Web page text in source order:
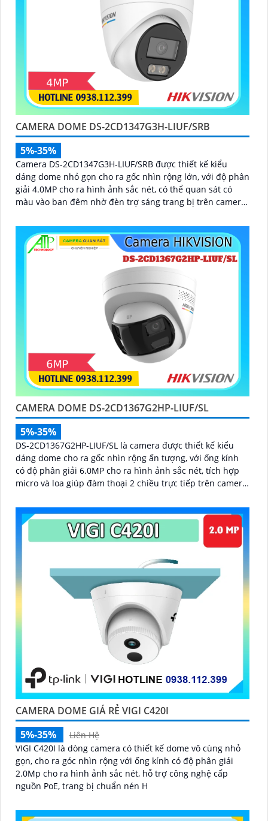
CAMERA DOME DS-2CD1347G3H-LIUF/SRB
5%-35%
Camera DS-2CD1347G3H-LIUF/SRB được thiết kế kiểu
dáng dome nhỏ gọn cho ra gốc nhìn rộng lớn, với độ phân
giải 4.0MP cho ra hình ảnh sắc nét, có thể quan sát có
màu vào ban đêm nhờ đèn trợ sáng trang bị trên camera,
bằng công nghệ PoE
CAMERA DOME DS-2CD1367G2HP-LIUF/SL
5%-35%
DS-2CD1367G2HP-LIUF/SL là camera được thiết kế kiểu
dáng dome cho ra gốc nhìn rộng ấn tượng, với ống kính
có độ phân giải 6.0MP cho ra hình ảnh sắc nét, tích hợp
micro và loa giúp đàm thoại 2 chiều trực tiếp trên camera,
CAMERA DOME GIÁ RẺ VIGI C420I
5%-35%
Liên Hệ
VIGI C420I là dòng camera có thiết kế dome vô cùng nhỏ
gọn, cho ra góc nhìn rộng với ống kính có độ phân giải
2.0Mp cho ra hình ảnh sắc nét, hỗ trợ công nghệ cấp
nguồn PoE, trang bị chuẩn nén H